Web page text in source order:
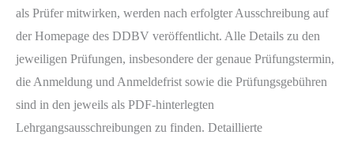
als Prüfer mitwirken, werden nach erfolgter Ausschreibung auf
der Homepage des DDBV veröffentlicht. Alle Details zu den
jeweiligen Prüfungen, insbesondere der genaue Prüfungstermin,
die Anmeldung und Anmeldefrist sowie die Prüfungsgebühren
sind in den jeweils als PDF-hinterlegten
Lehrgangsausschreibungen zu finden. Detaillierte